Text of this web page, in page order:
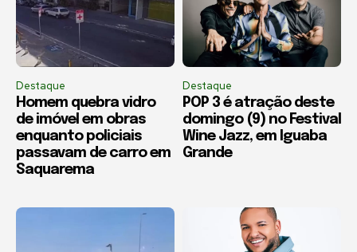
Destaque
Homem quebra vidro
de imóvel em obras
enquanto policiais
passavam de carro em
Saquarema
Destaque
POP 3 é atração deste
domingo (9) no Festival
Wine Jazz, em Iguaba
Grande